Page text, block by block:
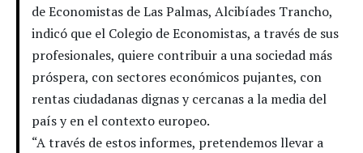
de Economistas de Las Palmas, Alcibíades Trancho,
indicó que el Colegio de Economistas, a través de sus
profesionales, quiere contribuir a una sociedad más
próspera, con sectores económicos pujantes, con
rentas ciudadanas dignas y cercanas a la media del
país y en el contexto europeo.
“A través de estos informes, pretendemos llevar a